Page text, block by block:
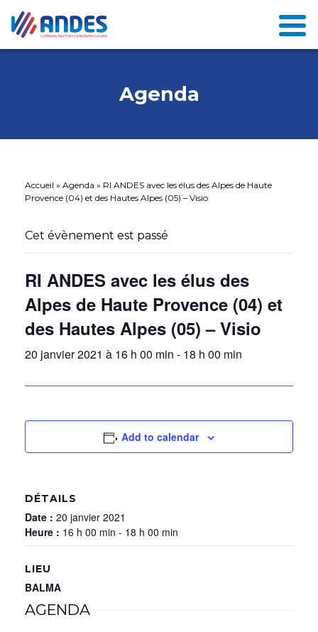
Agenda
Accueil » Agenda » RI ANDES avec les élus des Alpes de Haute
Provence (04) et des Hautes Alpes (05) – Visio
Cet évènement est passé
RI ANDES avec les élus des
Alpes de Haute Provence (04) et
des Hautes Alpes (05) – Visio
20 janvier 2021 à 16 h 00 min - 18 h 00 min
Add to calendar
DÉTAILS
Date : 20 janvier 2021
Heure : 16 h 00 min - 18 h 00 min
LIEU
BALMA
AGENDA